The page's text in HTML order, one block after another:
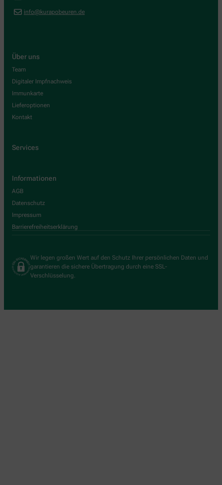
info@kurapobeuren.de
Über uns
Team
Digitaler Impfnachweis
Immunkarte
Lieferoptionen
Kontakt
Services
Informationen
AGB
Datenschutz
Impressum
Barrierefreiheitserklärung
Wir legen großen Wert auf den Schutz Ihrer persönlichen Daten und
garantieren die sichere Übertragung durch eine SSL-
Verschlüsselung.